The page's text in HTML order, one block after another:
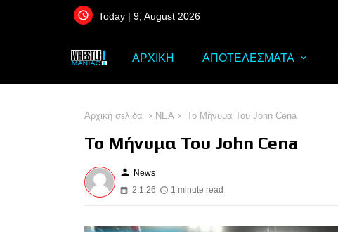
Today | 9, August 2026
ΑΡΧΙΚΗ ΑΠΟΤΕΛΕΣΜΑΤΑ
Αρχική σελίδα ΝΕΑ Το Μήνυμα Του John Cena
Το Μήνυμα Του John Cena
person News
2.1.26
1 minute read